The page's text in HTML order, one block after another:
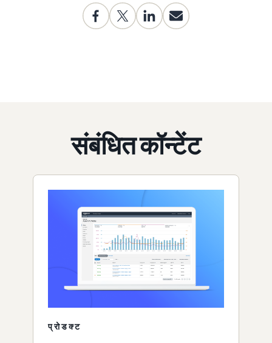
संबंधित कॉन्टेंट
प्रोडक्ट